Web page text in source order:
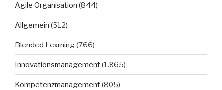
Agile Organisation (844)
Allgemein (512)
Blended Learning(766)
Innovationsmanagement(1.865)
Kompetenzmanagement(805)